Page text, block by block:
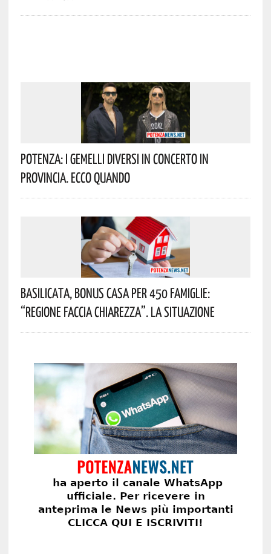
Potenza: I Gemelli DiVersi In Concerto In
Provincia. Ecco Quando
Basilicata, Bonus Casa Per 450 Famiglie:
“Regione Faccia Chiarezza”. La Situazione